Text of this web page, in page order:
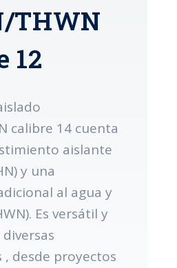
THWN
12
calibre 14 cuenta
aislante
y una
al agua y
Es versátil y
, desde proyectos